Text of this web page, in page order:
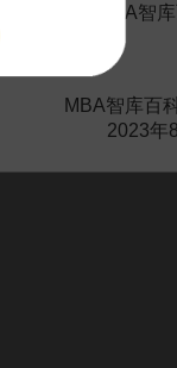
邀您加入MBA智
MBA智库百
2023年